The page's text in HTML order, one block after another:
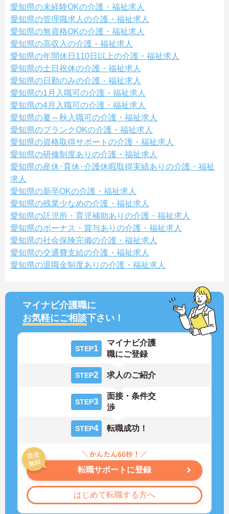
愛知県の未経験OKの介護・福祉求人
愛知県の管理職求人の介護・福祉求人
愛知県の無資格OKの介護・福祉求人
愛知県の高収入の介護・福祉求人
愛知県の年間休日110日以上の介護・福祉求人
愛知県の土日祝休の介護・福祉求人
愛知県の日勤のみの介護・福祉求人
愛知県の1月入職可の介護・福祉求人
愛知県の4月入職可の介護・福祉求人
愛知県の夏～秋入職可の介護・福祉求人
愛知県のブランクOKの介護・福祉求人
愛知県の資格取得サポートの介護・福祉求人
愛知県の研修制度ありの介護・福祉求人
愛知県の産休･育休･介護休暇取得実績ありの介護・福祉
求人
愛知県の新卒OKの介護・福祉求人
愛知県の残業少なめの介護・福祉求人
愛知県の託児所・育児補助ありの介護・福祉求人
愛知県のボーナス・賞与ありの介護・福祉求人
愛知県の社会保険完備の介護・福祉求人
愛知県の交通費支給の介護・福祉求人
愛知県の退職金制度ありの介護・福祉求人
マイナビ介護職に
お気軽にご相談下さい！
STEP1
マイナビ介護
職にご登録
STEP2 求人のご紹介
STEP3
面接・条件交
渉
STEP4 転職成功！
転職サポートに登録
はじめて転職する方へ